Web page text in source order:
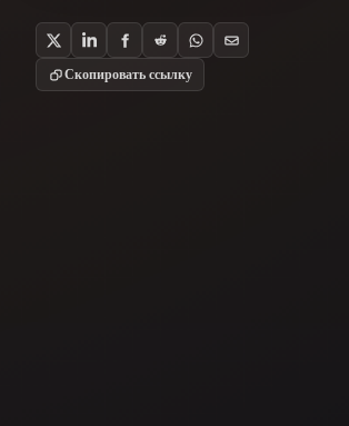
Voxel
Скопировать ссылку